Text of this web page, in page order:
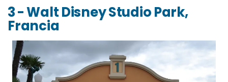
3 - Walt Disney Studio Park,
Francia